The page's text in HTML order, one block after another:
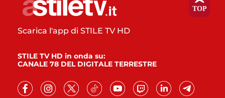
Scarica l'app di STILE TV HD
STILE TV HD in onda su:
CANALE 78 DEL DIGITALE TERRESTRE